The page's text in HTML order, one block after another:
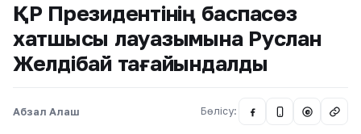
ҚР Президентінің баспасөз
хатшысы лауазымына Руслан
Желдібай тағайындалды
Абзал Алаш Бөлісу: @